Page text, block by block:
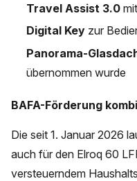
Travel Assist 3.0
Digital Keyzur
Panorama-
übernommen wurde
BAFA-Förderung
Die seit 1. Januar 2026
auch für den Elroq 60
versteuerndem